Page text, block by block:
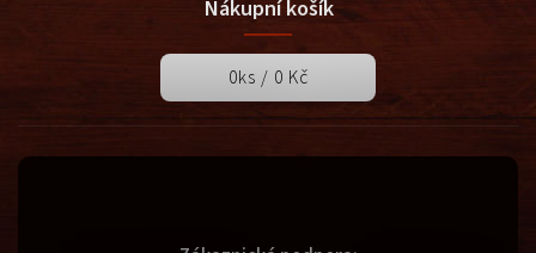
Nákupní košík
0ks / 0 Kč